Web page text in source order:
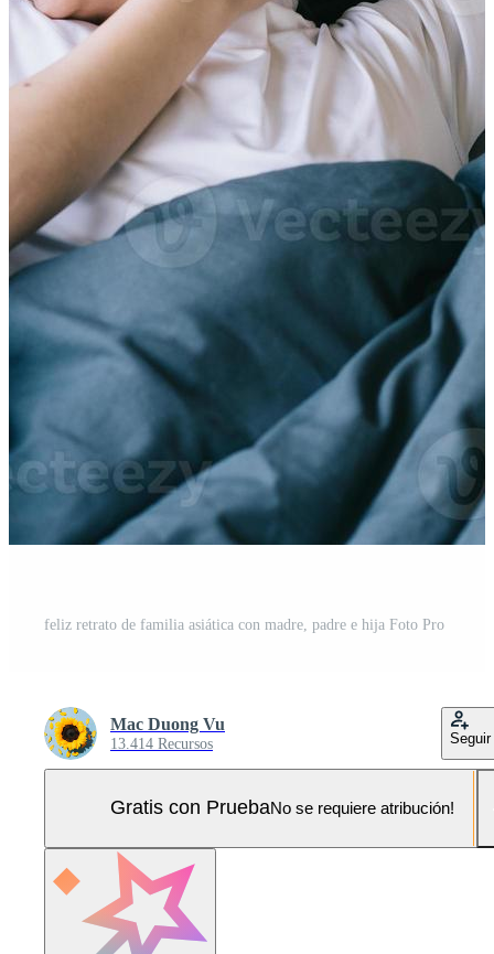
feliz retrato de familia asiática con madre, padre e hija Foto Pro
Mac Duong Vu
13.414 Recursos Seguir
Gratis con PruebaNo se requiere atribución!